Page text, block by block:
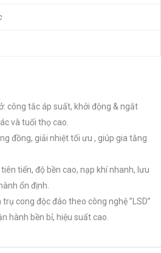
công tắc áp suất, khởi động & ngắt
và tuổi thọ cao.
đồng, giải nhiệt tối ưu , giúp gia tăng
tiến, độ bền cao, nạp khí nhanh, lưu
ổn định.
cong độc đáo theo công nghệ ”LSD”
hành bền bỉ, hiệu suất cao.